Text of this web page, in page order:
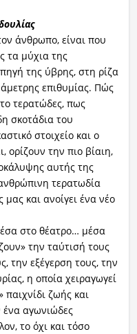
άνθρωπο, είναι που
τα μύχια της
της ύβρης, στη ρίζα
επιθυμίας. Πώς
τερατώδες, πως
σκοτάδια του
στοιχείο και ο
την πιο βίαιη,
αυτής της
τερατωδία
και ανοίγει ένα νέο
στο θέατρο… μέσα
την ταύτισή τους
την εξέγερση τους, την
η οποία χειραγωγεί
παιχνίδι ζωής και
ένα αγωνιώδες
το όχι και τόσο